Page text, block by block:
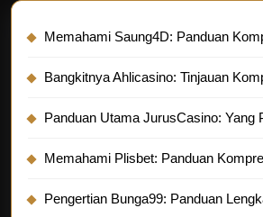
Memahami Saung4D: Panduan
Bangkitnya Ahlicasino: Tinjauan
Panduan Utama JurusCasino: Yang
Memahami Plisbet: Panduan
Pengertian Bunga99: Panduan